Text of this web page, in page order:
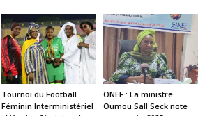
Tournoi du Football
Féminin Interministériel
ONEF : La ministre
Oumou Sall Seck note